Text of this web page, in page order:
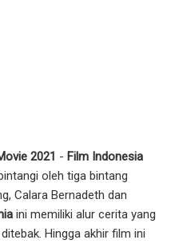
2021 - Film Indonesia
oleh tiga bintang
Calara Bernadeth dan
ini memiliki alur cerita yang
Hingga akhir film ini